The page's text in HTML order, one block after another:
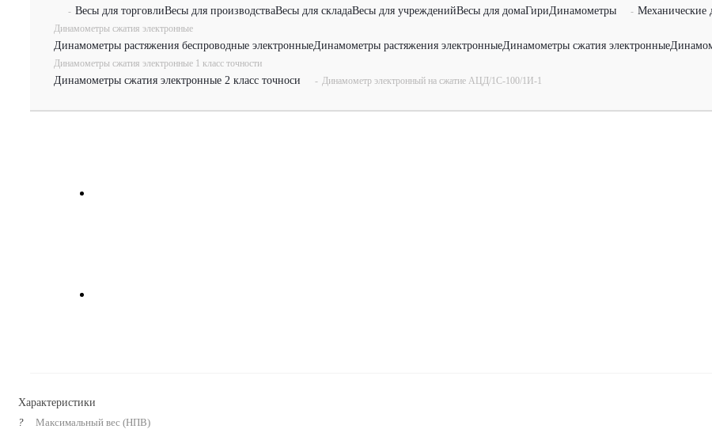
- Весы для торговлиВесы для производстваВесы для складаВесы для учрежденийВесы для домаГириДинамометры - Механические
Динамометры сжатия электронные
Динамометры растяжения беспроводные электронныеДинамометры растяжения электронныеДинамометры сжатия электронные
Динамометры сжатия электронные 1 класс точности
Динамометры сжатия электронные 2 класс точноси - Динамометр электронный на сжатие АЦД/1С-100/1И-1
Характеристики
?
Максимальный вес (НПВ)